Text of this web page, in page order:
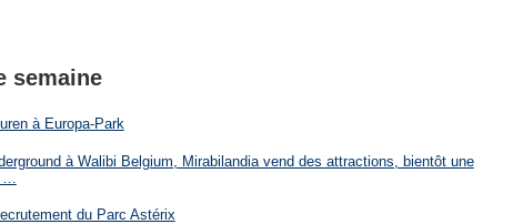
semaine
à Europa-Park
à Walibi Belgium, Mirabilandia vend des attractions, bientôt une
du Parc Astérix